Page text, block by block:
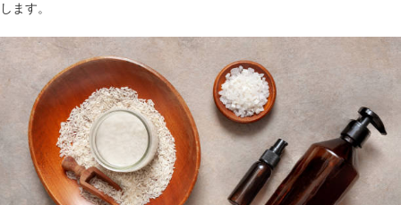
します。